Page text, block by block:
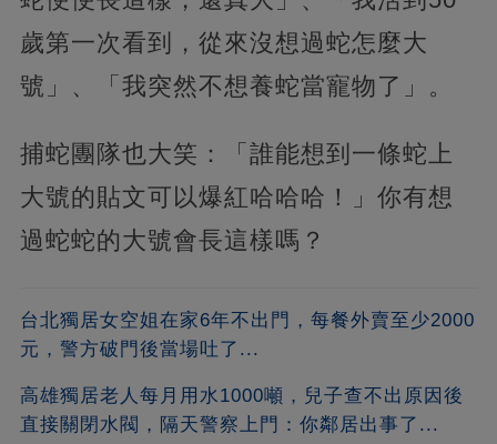
歲第一次看到，從來沒想過蛇怎麼大
號」、「我突然不想養蛇當寵物了」。
捕蛇團隊也大笑：「誰能想到一條蛇上
大號的貼文可以爆紅哈哈哈！」你有想
過蛇蛇的大號會長這樣嗎？
台北獨居女空姐在家6年不出門，每餐外賣至少2000
元，警方破門後當場吐了...
高雄獨居老人每月用水1000噸，兒子查不出原因後
直接關閉水閥，隔天警察上門：你鄰居出事了...